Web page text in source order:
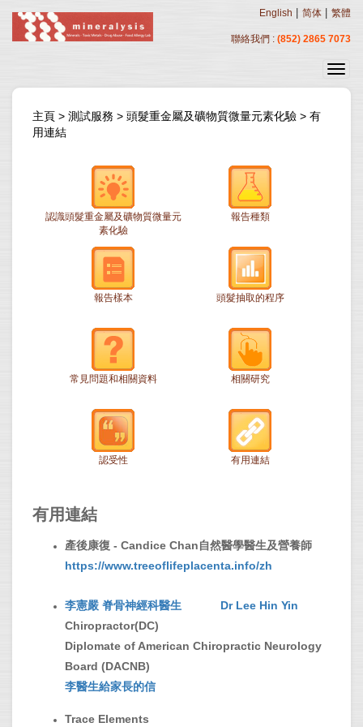
English 简体 繁體
聯絡我們 : (852) 2865 7073
主頁 > 測試服務 > 頭髮重金屬及礦物質微量元素化驗 > 有
用連結
認識頭髮重金屬及礦物質微量元
素化驗
報告種類
報告樣本 頭髮抽取的程序
常見問題和相關資料 相關研究
認受性 有用連結
有用連結
產後康復 - Candice Chan自然醫學醫生及營養師
https://www.treeoflifeplacenta.info/zh
李憲嚴 脊骨神經科醫生 Dr Lee Hin Yin
Chiropractor(DC)
Diplomate of American Chiropractic Neurology
Board (DACNB)
李醫生給家長的信
Trace Elements